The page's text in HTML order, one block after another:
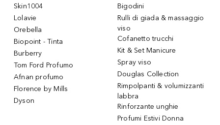
Skin1004
Lolavie
Orebella
Biopoint - Tinta
Burberry
Tom Ford Profumo
Afnan profumo
Florence by Mills
Dyson
Bigodini
Rulli di giada & massaggio
viso
Cofanetto trucchi
Kit & Set Manicure
Spray viso
Douglas Collection
Rimpolpanti & volumizzanti
labbra
Rinforzante unghie
Profumi Estivi Donna